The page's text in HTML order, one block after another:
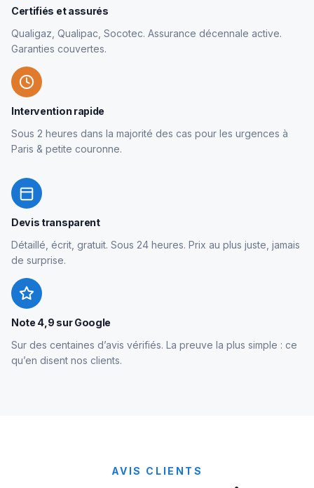
Certifiés et assurés
Qualigaz, Qualipac, Socotec. Assurance décennale active.
Garanties couvertes.
Intervention rapide
Sous 2 heures dans la majorité des cas pour les urgences à
Paris & petite couronne.
Devis transparent
Détaillé, écrit, gratuit. Sous 24 heures. Prix au plus juste, jamais
de surprise.
Note 4,9 sur Google
Sur des centaines d’avis vérifiés. La preuve la plus simple : ce
qu’en disent nos clients.
AVIS CLIENTS